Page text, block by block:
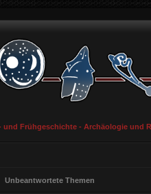
Frühgeschichte - Archäologie und
Unbeantwortete Themen